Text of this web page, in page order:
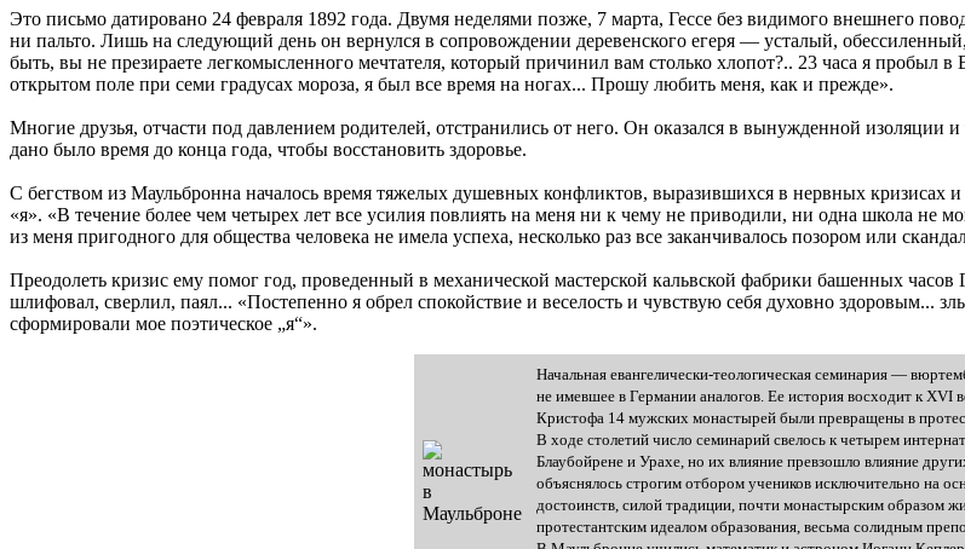
Это письмо датировано 24 февраля 1892 года. Двумя неделями позже, 7 марта, Гессе без видимого внешнего
ни пальто. Лишь на следующий день он вернулся в сопровождении деревенского егеря — усталый,
быть, вы не презираете легкомысленного мечтателя, который причинил вам столько хлопот?.. 23 часа я пробыл
открытом поле при семи градусах мороза, я был все время на ногах... Прошу любить меня, как и прежде».
Многие друзья, отчасти под давлением родителей, отстранились от него. Он оказался в вынужденной изоляции
дано было время до конца года, чтобы восстановить здоровье.
С бегством из Маульбронна началось время тяжелых душевных конфликтов, выразившихся в нервных кризисах
«я». «В течение более чем четырех лет все усилия повлиять на меня ни к чему не приводили, ни одна школа не
из меня пригодного для общества человека не имела успеха, несколько раз все заканчивалось позором или
Преодолеть кризис ему помог год, проведенный в механической мастерской кальвской фабрики башенных
шлифовал, сверлил, паял... «Постепенно я обрел спокойствие и веселость и чувствую себя духовно здоровым...
сформировали мое поэтическое „я“».
Начальная евангелически-теологическая семинария —
не имевшее в Германии аналогов. Ее история восходит к XVI
Кристофа 14 мужских монастырей были превращены в
В ходе столетий число семинарий свелось к четырем
Блаубойрене и Урахе, но их влияние превзошло влияние
объяснялось строгим отбором учеников исключительно на
достоинств, силой традиции, почти монастырским образом
протестантским идеалом образования, весьма солидным